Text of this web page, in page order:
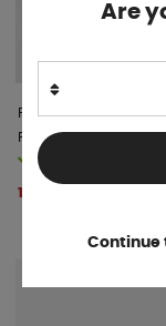
Flamefield Drickglas
Pack
195 kr
Are
Continue